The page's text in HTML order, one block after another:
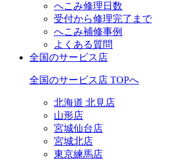
へこみ修理日数
受付から修理完了まで
へこみ補修事例
よくある質問
全国のサービス店
全国のサービス店 TOPへ
北海道 北見店
山形店
宮城仙台店
宮城北店
東京練馬店